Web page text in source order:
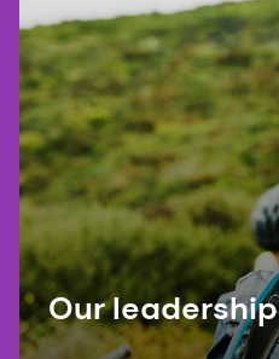
Our leadership